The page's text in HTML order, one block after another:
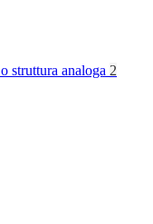
struttura analoga 2